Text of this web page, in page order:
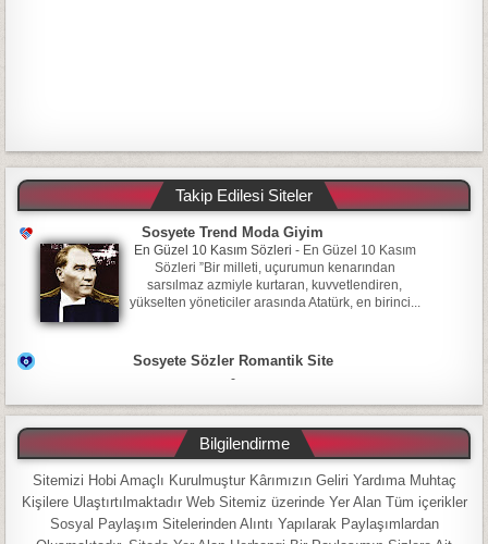
Takip Edilesi Siteler
Sosyete Trend Moda Giyim
En Güzel 10 Kasım Sözleri - En Güzel 10 Kasım
Sözleri ”Bir milleti, uçurumun kenarından
sarsılmaz azmiyle kurtaran, kuvvetlendiren,
yükselten yöneticiler arasında Atatürk, en birinci...
Sosyete Sözler Romantik Site
-
Bilgilendirme
Sitemizi Hobi Amaçlı Kurulmuştur Kârımızın Geliri Yardıma Muhtaç
Kişilere Ulaştırtılmaktadır Web Sitemiz üzerinde Yer Alan Tüm içerikler
Sosyal Paylaşım Sitelerinden Alıntı Yapılarak Paylaşımlardan